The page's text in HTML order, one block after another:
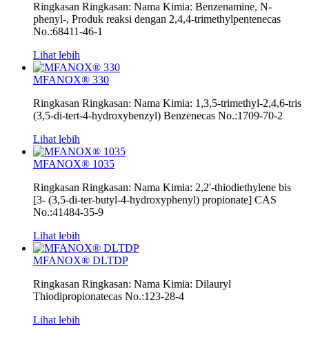
Ringkasan Ringkasan: Nama Kimia: Benzenamine, N-
phenyl-, Produk reaksi dengan 2,4,4-trimethylpentenecas
No.:68411-46-1
Lihat lebih
MFANOX® 330
Ringkasan Ringkasan: Nama Kimia: 1,3,5-trimethyl-2,4,6-tris
(3,5-di-tert-4-hydroxybenzyl) Benzenecas No.:1709-70-2
Lihat lebih
MFANOX® 1035
Ringkasan Ringkasan: Nama Kimia: 2,2'-thiodiethylene bis
[3- (3,5-di-ter-butyl-4-hydroxyphenyl) propionate] CAS
No.:41484-35-9
Lihat lebih
MFANOX® DLTDP
Ringkasan Ringkasan: Nama Kimia: Dilauryl
Thiodipropionatecas No.:123-28-4
Lihat lebih